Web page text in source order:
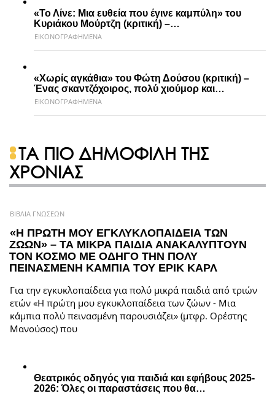
«Το Λίνε: Μια ευθεία που έγινε καμπύλη» του
Κυριάκου Μούρτζη (κριτική) –…
ΕΙΚΟΝΟΓΡΑΦΗΜΕΝΑ
«Χωρίς αγκάθια» του Φώτη Δούσου (κριτική) –
Ένας σκαντζόχοιρος, πολύ χιούμορ και…
ΕΙΚΟΝΟΓΡΑΦΗΜΕΝΑ
ΤΑ ΠΙΟ ΔΗΜΟΦΙΛΗ ΤΗΣ
ΧΡΟΝΙΑΣ
ΒΙΒΛΙΑ ΓΝΩΣΕΩΝ
«Η ΠΡΩΤΗ ΜΟΥ ΕΓΚΛΥΚΛΟΠΑΙΔΕΙΑ ΤΩΝ
ΖΩΩΝ» – ΤΑ ΜΙΚΡΑ ΠΑΙΔΙΑ ΑΝΑΚΑΛΥΠΤΟΥΝ
ΤΟΝ ΚΟΣΜΟ ΜΕ ΟΔΗΓΟ ΤΗΝ ΠΟΛΥ
ΠΕΙΝΑΣΜΕΝΗ ΚΑΜΠΙΑ ΤΟΥ ΕΡΙΚ ΚΑΡΛ
Για την εγκυκλοπαίδεια για πολύ μικρά παιδιά από τριών
ετών «Η πρώτη μου εγκυκλοπαίδεια των ζώων - Μια
κάμπια πολύ πεινασμένη παρουσιάζει» (μτφρ. Ορέστης
Μανούσος) που
Θεατρικός οδηγός για παιδιά και εφήβους 2025-
2026: Όλες οι παραστάσεις που θα…